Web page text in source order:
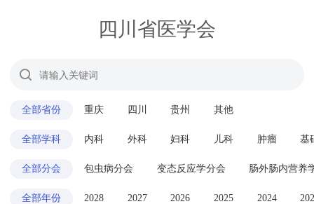
四川省医学会
全部省份 重庆 四川 贵州 其他
全部学科 内科 外科 妇科 儿科 肿瘤 基
全部分会 包虫病分会 变态反应学分会 肠外肠内营养
全部年份 2028 2027 2026 2025 2024